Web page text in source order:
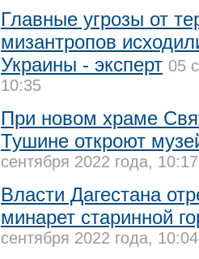
Главные угрозы от
мизантропов
Украины - эксперт 05
10:35
При новом храме
Тушине откроют
сентября 2022 года, 10:17
Власти Дагестана
минарет старинной
сентября 2022 года, 10:04